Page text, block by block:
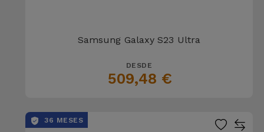
Samsung Galaxy S23 Ultra
DESDE
509,48 €
36 MESES